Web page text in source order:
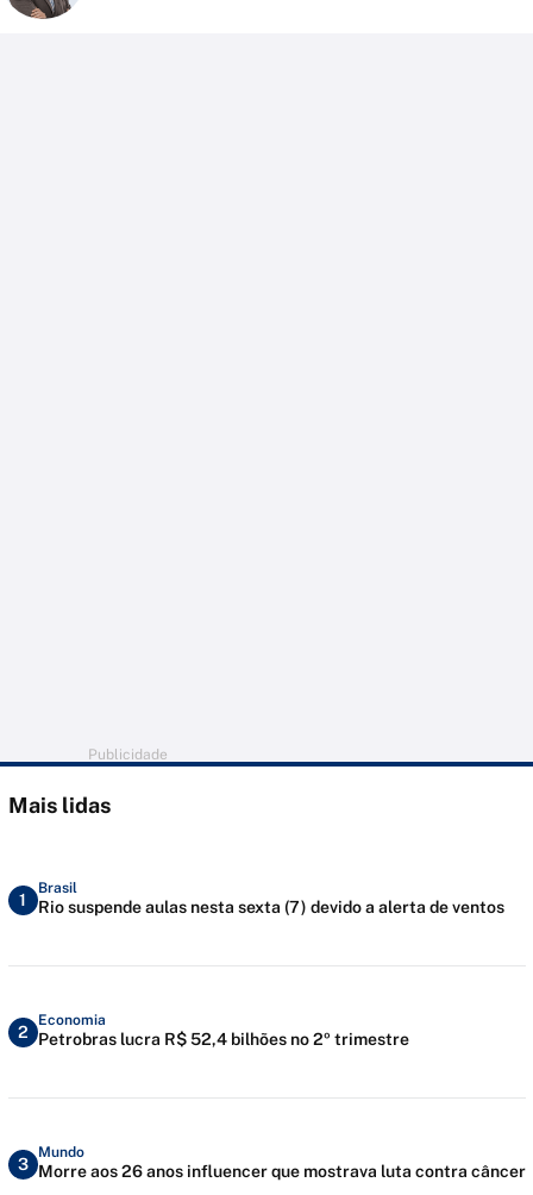
Publicidade
Mais lidas
1
Brasil
Rio suspende aulas nesta sexta (7) devido a alerta de ventos
2
Economia
Petrobras lucra R$ 52,4 bilhões no 2º trimestre
3
Mundo
Morre aos 26 anos influencer que mostrava luta contra câncer